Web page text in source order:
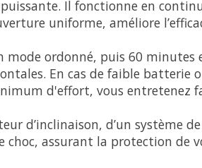
Il fonctionne en
uniforme, améliore
ordonné, puis 60 minutes
En cas de faible batterie
d'effort, vous entretenez
d’inclinaison, d’un système
choc, assurant la protection de